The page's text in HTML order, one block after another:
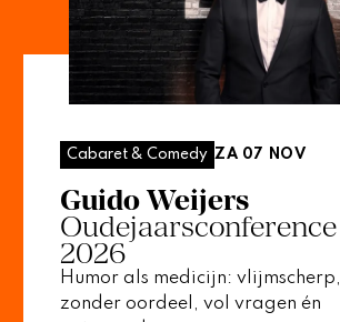
Cabaret & Comedy ZA 07 NOV
Guido Weijers
Oudejaarsconference
2026
Humor als medicijn: vlijmscherp,
zonder oordeel, vol vragen én